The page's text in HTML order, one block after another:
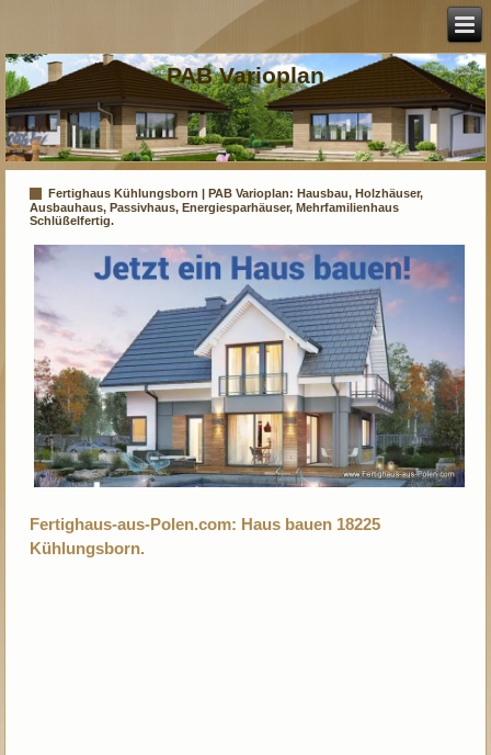
PAB Varioplan
Fertighaus Kühlungsborn | PAB Varioplan: Hausbau, Holzhäuser,
Ausbauhaus, Passivhaus, Energiesparhäuser, Mehrfamilienhaus
Schlüßelfertig.
Fertighaus-aus-Polen.com: Haus bauen 18225
Kühlungsborn.